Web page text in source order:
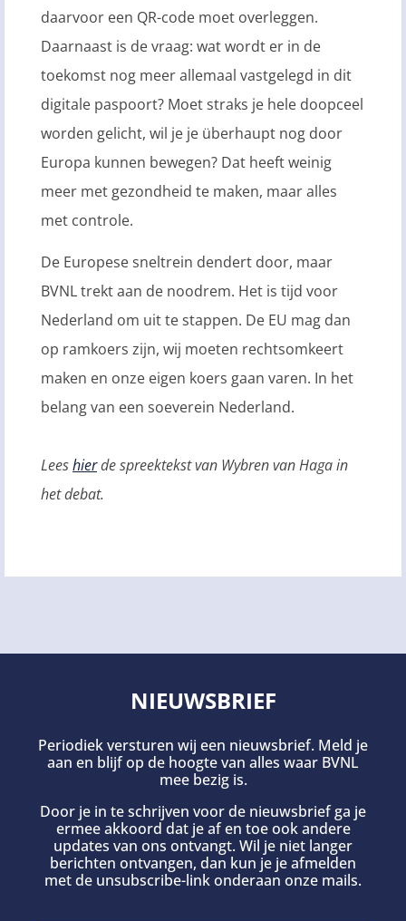
daarvoor een QR-code moet overleggen.
Daarnaast is de vraag: wat wordt er in de
toekomst nog meer allemaal vastgelegd in dit
digitale paspoort? Moet straks je hele doopceel
worden gelicht, wil je je überhaupt nog door
Europa kunnen bewegen? Dat heeft weinig
meer met gezondheid te maken, maar alles
met controle.
De Europese sneltrein dendert door, maar
BVNL trekt aan de noodrem. Het is tijd voor
Nederland om uit te stappen. De EU mag dan
op ramkoers zijn, wij moeten rechtsomkeert
maken en onze eigen koers gaan varen. In het
belang van een soeverein Nederland.
Leeshierde spreektekst van Wybren van Haga in
het debat.
NIEUWSBRIEF
Periodiek versturen wij een nieuwsbrief. Meld je
aan en blijf op de hoogte van alles waar BVNL
mee bezig is.
Door je in te schrijven voor de nieuwsbrief ga je
ermee akkoord dat je af en toe ook andere
updates van ons ontvangt. Wil je niet langer
berichten ontvangen, dan kun je je afmelden
met de unsubscribe-link onderaan onze mails.